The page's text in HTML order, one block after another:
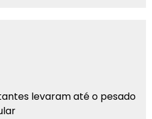
levaram até o pesado